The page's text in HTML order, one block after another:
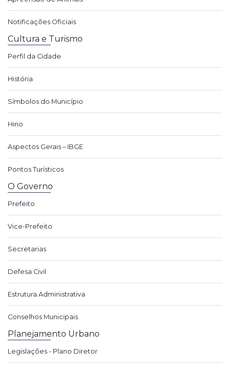
Notificações Oficiais
Cultura e Turismo
Perfil da Cidade
História
Símbolos do Município
Hino
Aspectos Gerais – IBGE
Pontos Turísticos
O Governo
Prefeito
Vice-Prefeito
Secretarias
Defesa Civil
Estrutura Administrativa
Conselhos Municipais
Planejamento Urbano
Legislações - Plano Diretor